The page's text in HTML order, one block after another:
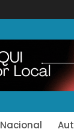
Nacional